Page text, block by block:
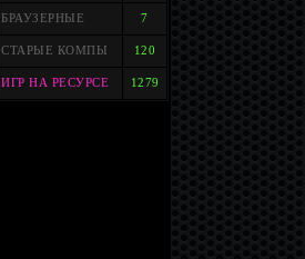
БРАУЗЕРНЫЕ 7
СТАРЫЕ КОМПЫ 120
ИГР НА РЕСУРСЕ 1279